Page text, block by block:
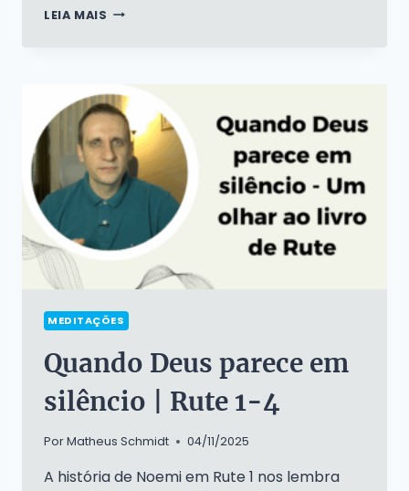
LEIA MAIS UMA
LUTERANA,
DIA
DE
TODOS
OS
SANTOS
DIA
DE
FINADOS
MEDITAÇÕES
Quando Deus parece em
silêncio | Rute 1-4
PorMatheus Schmidt 04/11/2025
A história de Noemi em Rute 1 nos lembra